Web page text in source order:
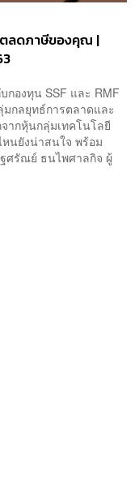
ตลดภาษีของคุณ |
กองทุน SSF และ RMF
มกลยุทธ์การตลาดและ
กหุ้นกลุ่มเทคโนโลยี
นยังน่าสนใจ พร้อม
ศรัณย์ ธนไพศาลกิจ ผู้